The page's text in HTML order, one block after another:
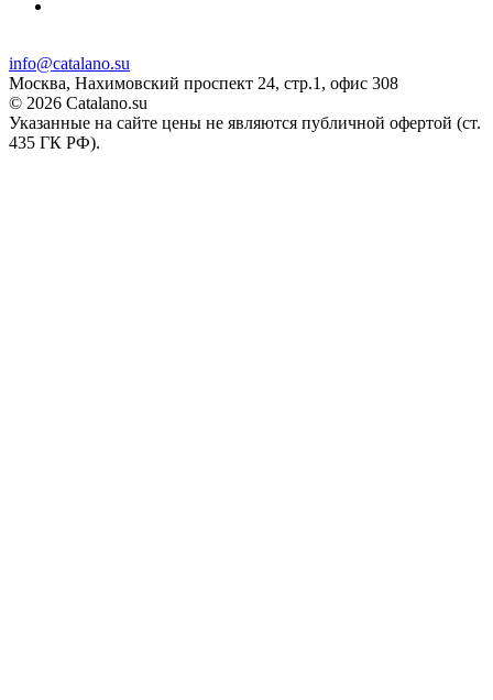
info@catalano.su
Москва, Нахимовский проспект 24, стр.1, офис 308
© 2026 Catalano.su
Указанные на сайте цены не являются публичной офертой (ст.
435 ГК РФ).